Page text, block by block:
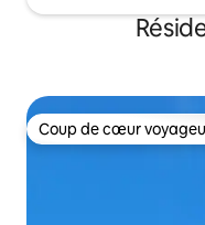
Coup de cœur
Coup de cœur